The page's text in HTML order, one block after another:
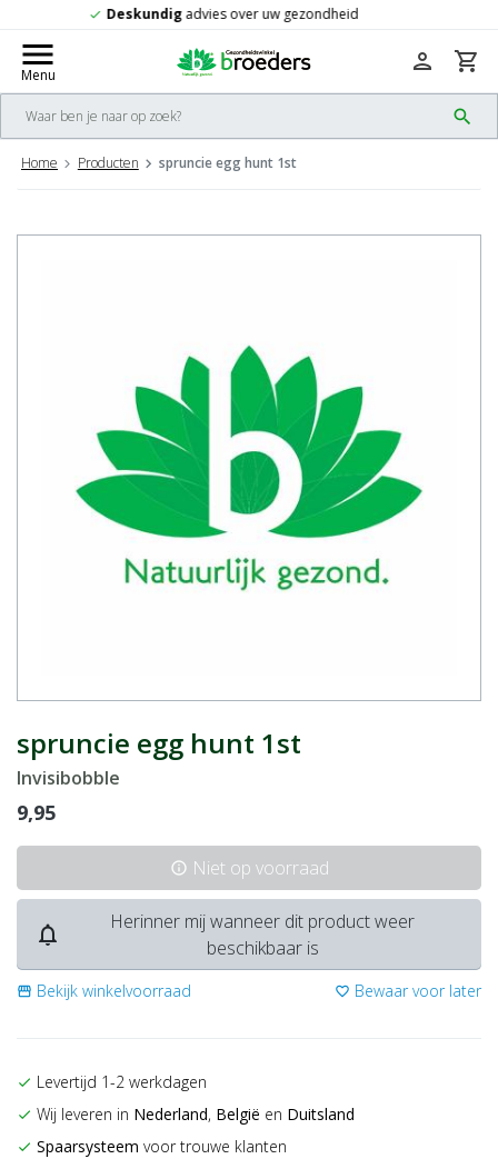
check Gratisverzending vanaf 50,-
menu
Menu
search
person shopping_cart
Home Producten spruncie egg hunt 1st
spruncie egg hunt 1st
Invisibobble
9,95
info Niet op voorraad
notifications_none
Herinner mij wanneer dit product weer
beschikbaar is
storefront Bekijk winkelvoorraad favorite_border Bewaar voor later
check Levertijd 1-2 werkdagen
check Wij leveren in Nederland, België en Duitsland
check Spaarsysteem voor trouwe klanten